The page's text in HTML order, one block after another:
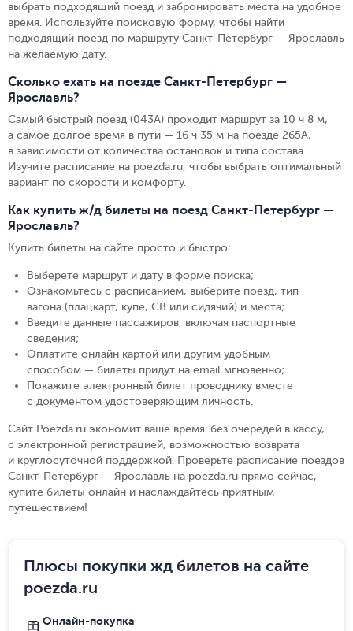
выбрать подходящий поезд и забронировать места на удобное
время. Используйте поисковую форму, чтобы найти
подходящий поезд по маршруту Санкт-Петербург — Ярославль
на желаемую дату.
Сколько ехать на поезде Санкт-Петербург —
Ярославль?
Самый быстрый поезд (043А) проходит маршрут за 10 ч 8 м,
а самое долгое время в пути — 16 ч 35 м на поезде 265А,
в зависимости от количества остановок и типа состава.
Изучите расписание на poezda.ru, чтобы выбрать оптимальный
вариант по скорости и комфорту.
Как купить ж/д билеты на поезд Санкт-Петербург —
Ярославль?
Купить билеты на сайте просто и быстро:
Выберете маршрут и дату в форме поиска;
Ознакомьтесь с расписанием, выберите поезд, тип
вагона (плацкарт, купе, СВ или сидячий) и места;
Введите данные пассажиров, включая паспортные
сведения;
Оплатите онлайн картой или другим удобным
способом — билеты придут на email мгновенно;
Покажите электронный билет проводнику вместе
с документом удостоверяющим личность.
Сайт Poezda.ru экономит ваше время: без очередей в кассу,
с электронной регистрацией, возможностью возврата
и круглосуточной поддержкой. Проверьте расписание поездов
Санкт-Петербург — Ярославль на poezda.ru прямо сейчас,
купите билеты онлайн и наслаждайтесь приятным
путешествием!
Плюсы покупки жд билетов на сайте
poezda.ru
Онлайн-покупка